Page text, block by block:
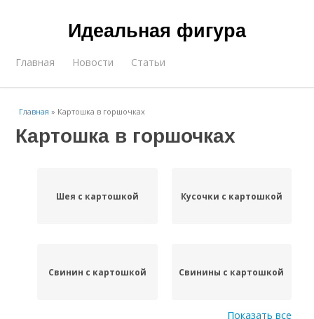
Идеальная фигура
Главная Новости Статьи
Главная » Картошка в горшочках
Картошка в горшочках
Шея с картошкой Кусочки с картошкой
Свинин с картошкой Свинины с картошкой
Показать все